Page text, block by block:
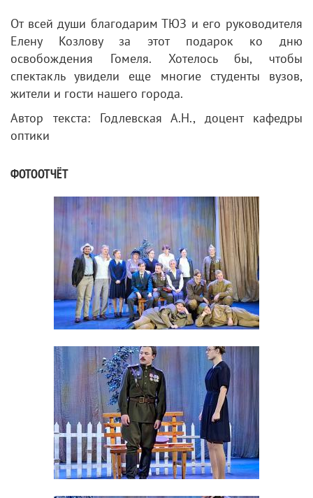
От всей души благодарим ТЮЗ и его руководителя
Елену Козлову за этот подарок ко дню
освобождения Гомеля. Хотелось бы, чтобы
спектакль увидели еще многие студенты вузов,
жители и гости нашего города.
Автор текста: Годлевская А.Н., доцент кафедры
оптики
ФОТООТЧЁТ